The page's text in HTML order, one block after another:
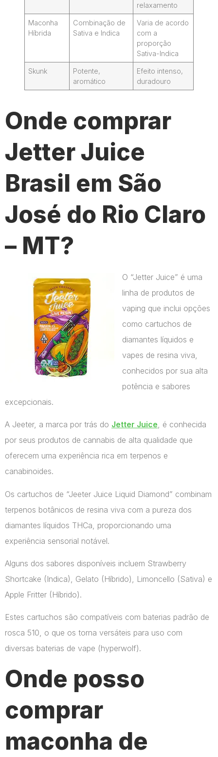
relaxamento
Maconha
Híbrida
Combinação de
Sativa e Indica
Varia de acordo
com a
proporção
Sativa-Indica
Skunk
Potente,
aromático
Efeito intenso,
duradouro
Onde comprar
Jetter Juice
Brasil em São
José do Rio Claro
– MT?
O “Jetter Juice” é uma
linha de produtos de
vaping que inclui opções
como cartuchos de
diamantes líquidos e
vapes de resina viva,
conhecidos por sua alta
potência e sabores
excepcionais.
A Jeeter, a marca por trás do Jetter Juice, é conhecida
por seus produtos de cannabis de alta qualidade que
oferecem uma experiência rica em terpenos e
canabinoides.
Os cartuchos de “Jeeter Juice Liquid Diamond” combinam
terpenos botânicos de resina viva com a pureza dos
diamantes líquidos THCa, proporcionando uma
experiência sensorial notável.
Alguns dos sabores disponíveis incluem Strawberry
Shortcake (Indica), Gelato (Híbrido), Limoncello (Sativa) e
Apple Fritter (Híbrido).
Estes cartuchos são compatíveis com baterias padrão de
rosca 510, o que os torna versáteis para uso com
diversas baterias de vape​ (hyperwolf)​.
Onde posso
comprar
maconha de